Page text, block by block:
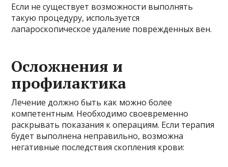
Если не существует возможности выполнять
такую ​​процедуру, используется
лапароскопическое удаление поврежденных вен.
Осложнения и
профилактика
Лечение должно быть как можно более
компетентным. Необходимо своевременно
раскрывать показания к операциям. Если терапия
будет выполнена неправильно, возможна
негативные последствия скопления крови: